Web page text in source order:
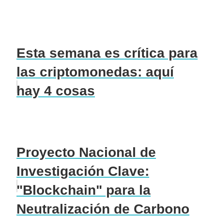
Esta semana es crítica para
las criptomonedas: aquí
hay 4 cosas
Proyecto Nacional de
Investigación Clave:
"Blockchain" para la
Neutralización de Carbono